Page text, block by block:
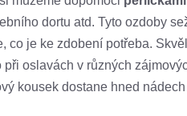
dortu atd. Tyto ozdoby
co je ke zdobení potřeba.
oslavách v různých
kousek dostane hned